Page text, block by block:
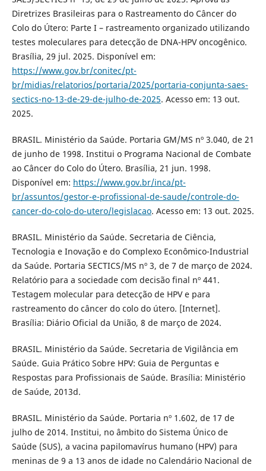
Diretrizes Brasileiras para o Rastreamento do Câncer do
Colo do Útero: Parte I – rastreamento organizado utilizando
testes moleculares para detecção de DNA-HPV oncogênico.
Brasília, 29 jul. 2025. Disponível em:
https://www.gov.br/conitec/pt-
br/midias/relatorios/portaria/2025/portaria-conjunta-saes-
sectics-no-13-de-29-de-julho-de-2025. Acesso em: 13 out.
2025.
BRASIL. Ministério da Saúde. Portaria GM/MS nº 3.040, de 21
de junho de 1998. Institui o Programa Nacional de Combate
ao Câncer do Colo do Útero. Brasília, 21 jun. 1998.
Disponível em: https://www.gov.br/inca/pt-
br/assuntos/gestor-e-profissional-de-saude/controle-do-
cancer-do-colo-do-utero/legislacao. Acesso em: 13 out. 2025.
BRASIL. Ministério da Saúde. Secretaria de Ciência,
Tecnologia e Inovação e do Complexo Econômico-Industrial
da Saúde. Portaria SECTICS/MS nº 3, de 7 de março de 2024.
Relatório para a sociedade com decisão final nº 441.
Testagem molecular para detecção de HPV e para
rastreamento do câncer do colo do útero. [Internet].
Brasília: Diário Oficial da União, 8 de março de 2024.
BRASIL. Ministério da Saúde. Secretaria de Vigilância em
Saúde. Guia Prático Sobre HPV: Guia de Perguntas e
Respostas para Profissionais de Saúde. Brasília: Ministério
de Saúde, 2013d.
BRASIL. Ministério da Saúde. Portaria nº 1.602, de 17 de
julho de 2014. Institui, no âmbito do Sistema Único de
Saúde (SUS), a vacina papilomavírus humano (HPV) para
meninas de 9 a 13 anos de idade no Calendário Nacional de